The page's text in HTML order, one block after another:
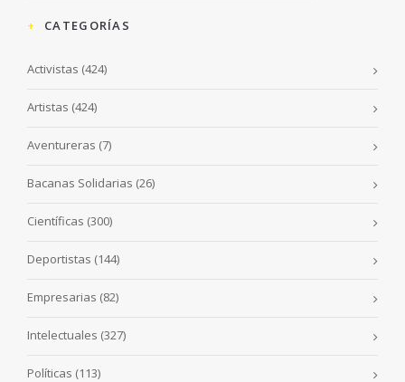
CATEGORÍAS
Activistas (424)
Artistas (424)
Aventureras (7)
Bacanas Solidarias (26)
Científicas (300)
Deportistas (144)
Empresarias (82)
Intelectuales (327)
Políticas (113)